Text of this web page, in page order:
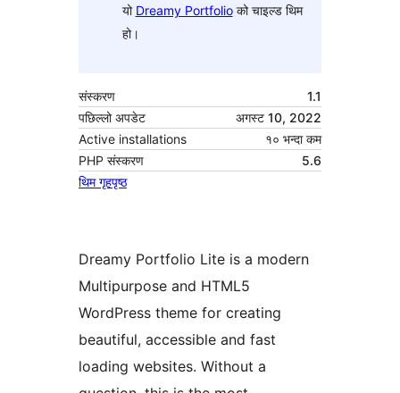
यो Dreamy Portfolioको चाइल्ड थिम
हो।
संस्करण
1.1
पछिल्लो अपडेट
अगस्ट 10, 2022
Active installations
१० भन्दा कम
PHP संस्करण
5.6
थिम गृहपृष्ठ
Dreamy Portfolio Lite is a modern
Multipurpose and HTML5
WordPress theme for creating
beautiful, accessible and fast
loading websites. Without a